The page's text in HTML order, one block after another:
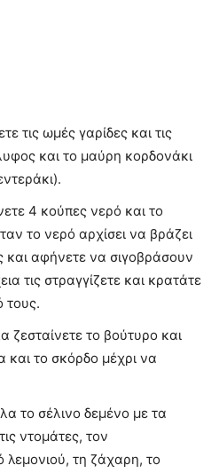
τις ωμές γαρίδες και τις
και το μαύρη κορδονάκι
4 κούπες νερό και το
το νερό αρχίσει να βράζει
και αφήνετε να σιγοβράσουν
τις στραγγίζετε και κρατάτε
τους.
ζεσταίνετε το βούτυρο και
και το σκόρδο μέχρι να
το σέλινο δεμένο με τα
ντομάτες, τον
λεμονιού, τη ζάχαρη, το